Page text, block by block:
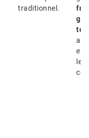
traditionnel.
en